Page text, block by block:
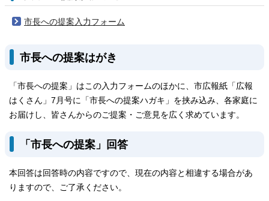
市長への提案入力フォーム
市長への提案はがき
「市長への提案」はこの入力フォームのほかに、市広報紙「広報
はくさん」7月号に「市長への提案ハガキ」を挟み込み、各家庭に
お届けし、皆さんからのご提案・ご意見を広く求めています。
「市長への提案」回答
本回答は回答時の内容ですので、現在の内容と相違する場合があ
りますので、ご了承ください。